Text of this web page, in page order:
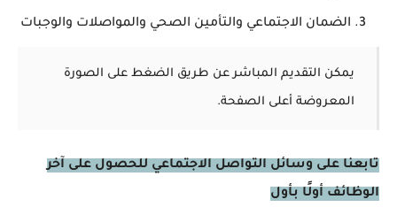
الضمان الاجتماعي والتأمين الصحي والمواصلات والوجبات
يمكن التقديم المباشر عن طريق الضغط على الصورة
المعروضة أعلى الصفحة.
تابعنا على وسائل التواصل الاجتماعي للحصول على آخر
الوظائف أولًا بأول